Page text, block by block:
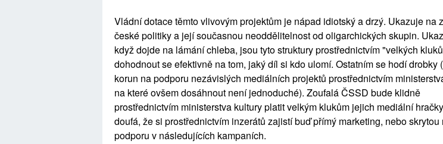
Vládní dotace těmto vlivovým projektům je nápad idiotský a drzý. Ukazuje na
české politiky a její současnou neoddělitelnost od oligarchických skupin.
když dojde na lámání chleba, jsou tyto struktury prostřednictvím "velkých
dohodnout se efektivně na tom, jaký díl si kdo ulomí. Ostatním se hodí drobky
korun na podporu nezávislých mediálních projektů prostřednictvím
na které ovšem dosáhnout není jednoduché). Zoufalá ČSSD bude klidně
prostřednictvím ministerstva kultury platit velkým klukům jejich mediální
doufá, že si prostřednictvím inzerátů zajistí buď přímý marketing, nebo
podporu v následujících kampaních.